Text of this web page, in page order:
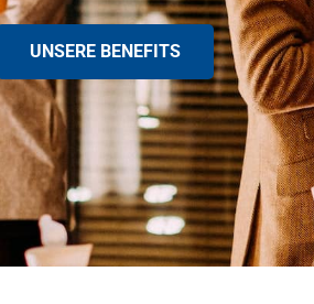
UNSERE BENEFITS